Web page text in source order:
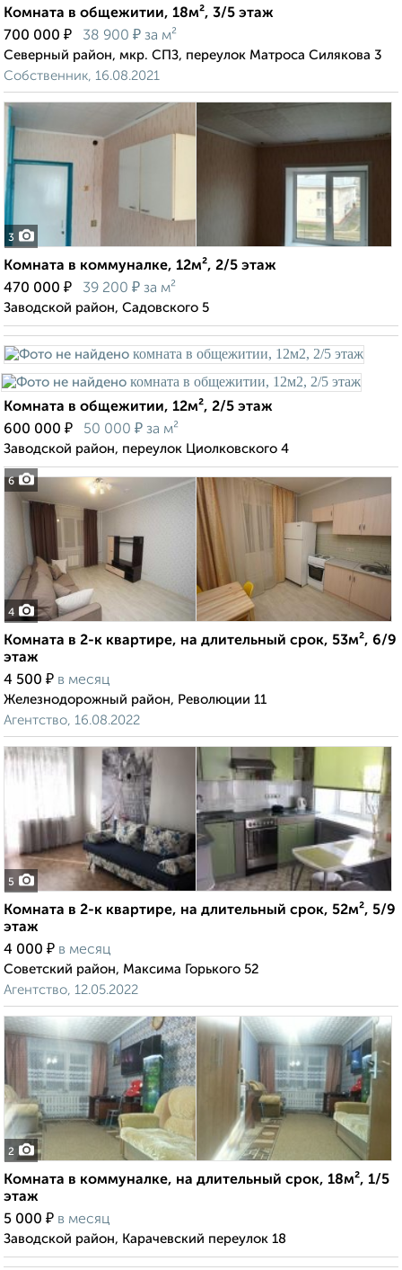
Комната в общежитии, 18м², 3/5 этаж
700 000 ₽ 38 900 ₽ за м²
Северный район, мкр. СПЗ, переулок Матроса Силякова 3
Собственник, 16.08.2021
3
Комната в коммуналке, 12м², 2/5 этаж
470 000 ₽ 39 200 ₽ за м²
Заводской район, Садовского 5
6
Комната в общежитии, 12м², 2/5 этаж
600 000 ₽ 50 000 ₽ за м²
Заводской район, переулок Циолковского 4
4
Комната в 2-к квартире, на длительный срок, 53м², 6/9
этаж
4 500 ₽ в месяц
Железнодорожный район, Революции 11
Агентство, 16.08.2022
5
Комната в 2-к квартире, на длительный срок, 52м², 5/9
этаж
4 000 ₽ в месяц
Советский район, Максима Горького 52
Агентство, 12.05.2022
2
Комната в коммуналке, на длительный срок, 18м², 1/5
этаж
5 000 ₽ в месяц
Заводской район, Карачевский переулок 18